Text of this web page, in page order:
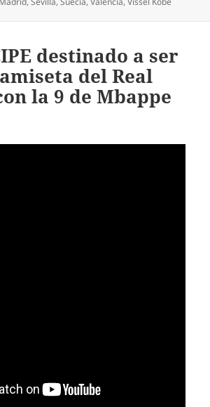
destinado a ser
del Real
la 9 de Mbappe